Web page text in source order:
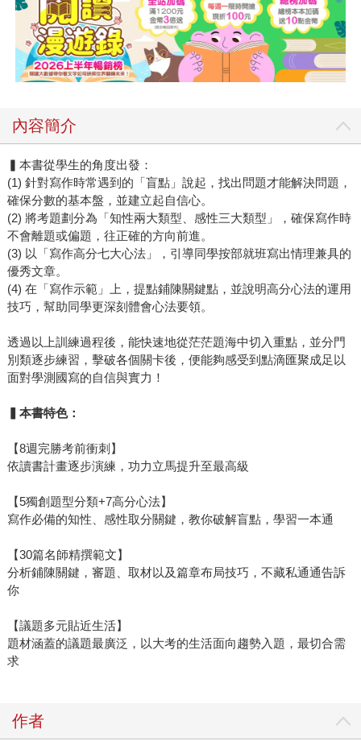
內容簡介
▍本書從學生的角度出發：
(1) 針對寫作時常遇到的「盲點」說起，找出問題才能解決問題，
確保分數的基本盤，並建立起自信心。
(2) 將考題劃分為「知性兩大類型、感性三大類型」，確保寫作時
不會離題或偏題，往正確的方向前進。
(3) 以「寫作高分七大心法」，引導同學按部就班寫出情理兼具的
優秀文章。
(4) 在「寫作示範」上，提點鋪陳關鍵點，並說明高分心法的運用
技巧，幫助同學更深刻體會心法要領。
透過以上訓練過程後，能快速地從茫茫題海中切入重點，並分門
別類逐步練習，擊破各個關卡後，便能夠感受到點滴匯聚成足以
面對學測國寫的自信與實力！
▍本書特色：
【8週完勝考前衝刺】
依讀書計畫逐步演練，功力立馬提升至最高級
【5獨創題型分類+7高分心法】
寫作必備的知性、感性取分關鍵，教你破解盲點，學習一本通
【30篇名師精撰範文】
分析鋪陳關鍵，審題、取材以及篇章布局技巧，不藏私通通告訴
你
【議題多元貼近生活】
題材涵蓋的議題最廣泛，以大考的生活面向趨勢入題，最切合需
求
作者